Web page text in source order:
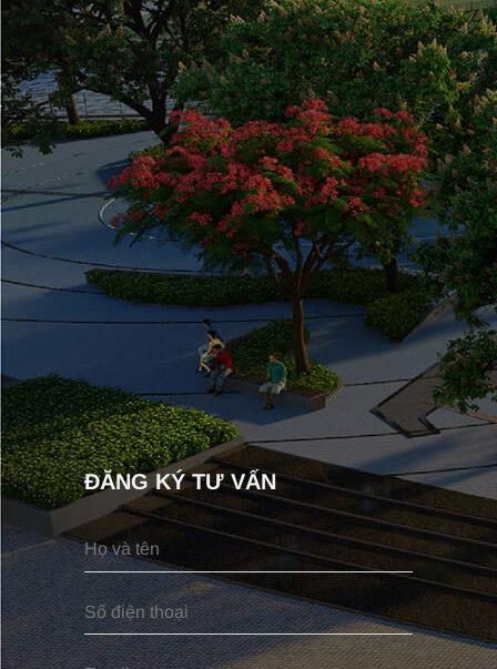
ĐĂNG KÝ TƯ VẤN